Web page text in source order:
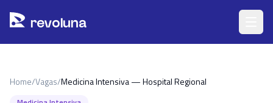
revoluna
Home/Vagas/Medicina Intensiva — Hospital Regional